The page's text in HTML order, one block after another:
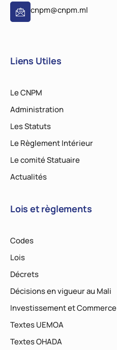
cnpm@cnpm.ml
Liens Utiles
Le CNPM
Administration
Les Statuts
Le Règlement Intérieur
Le comité Statuaire
Actualités
Lois et règlements
Codes
Lois
Décrets
Décisions en vigueur au Mali
Investissement et Commerce
Textes UEMOA
Textes OHADA